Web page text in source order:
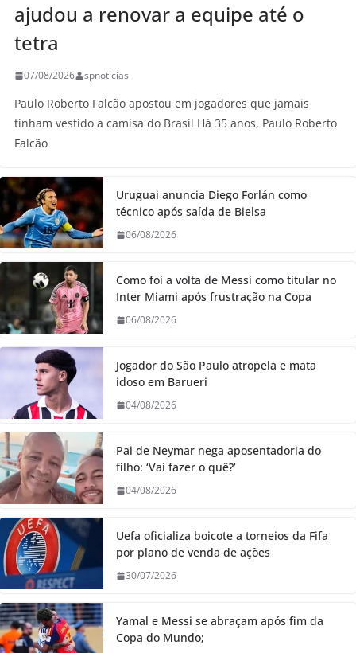
ajudou a renovar a equipe até o
tetra
07/08/2026 spnoticias
Paulo Roberto Falcão apostou em jogadores que jamais
tinham vestido a camisa do Brasil Há 35 anos, Paulo Roberto
Falcão
Uruguai anuncia Diego Forlán como
técnico após saída de Bielsa
06/08/2026
Como foi a volta de Messi como titular no
Inter Miami após frustração na Copa
06/08/2026
Jogador do São Paulo atropela e mata
idoso em Barueri
04/08/2026
Pai de Neymar nega aposentadoria do
filho: ‘Vai fazer o quê?’
04/08/2026
Uefa oficializa boicote a torneios da Fifa
por plano de venda de ações
30/07/2026
Yamal e Messi se abraçam após fim da
Copa do Mundo;